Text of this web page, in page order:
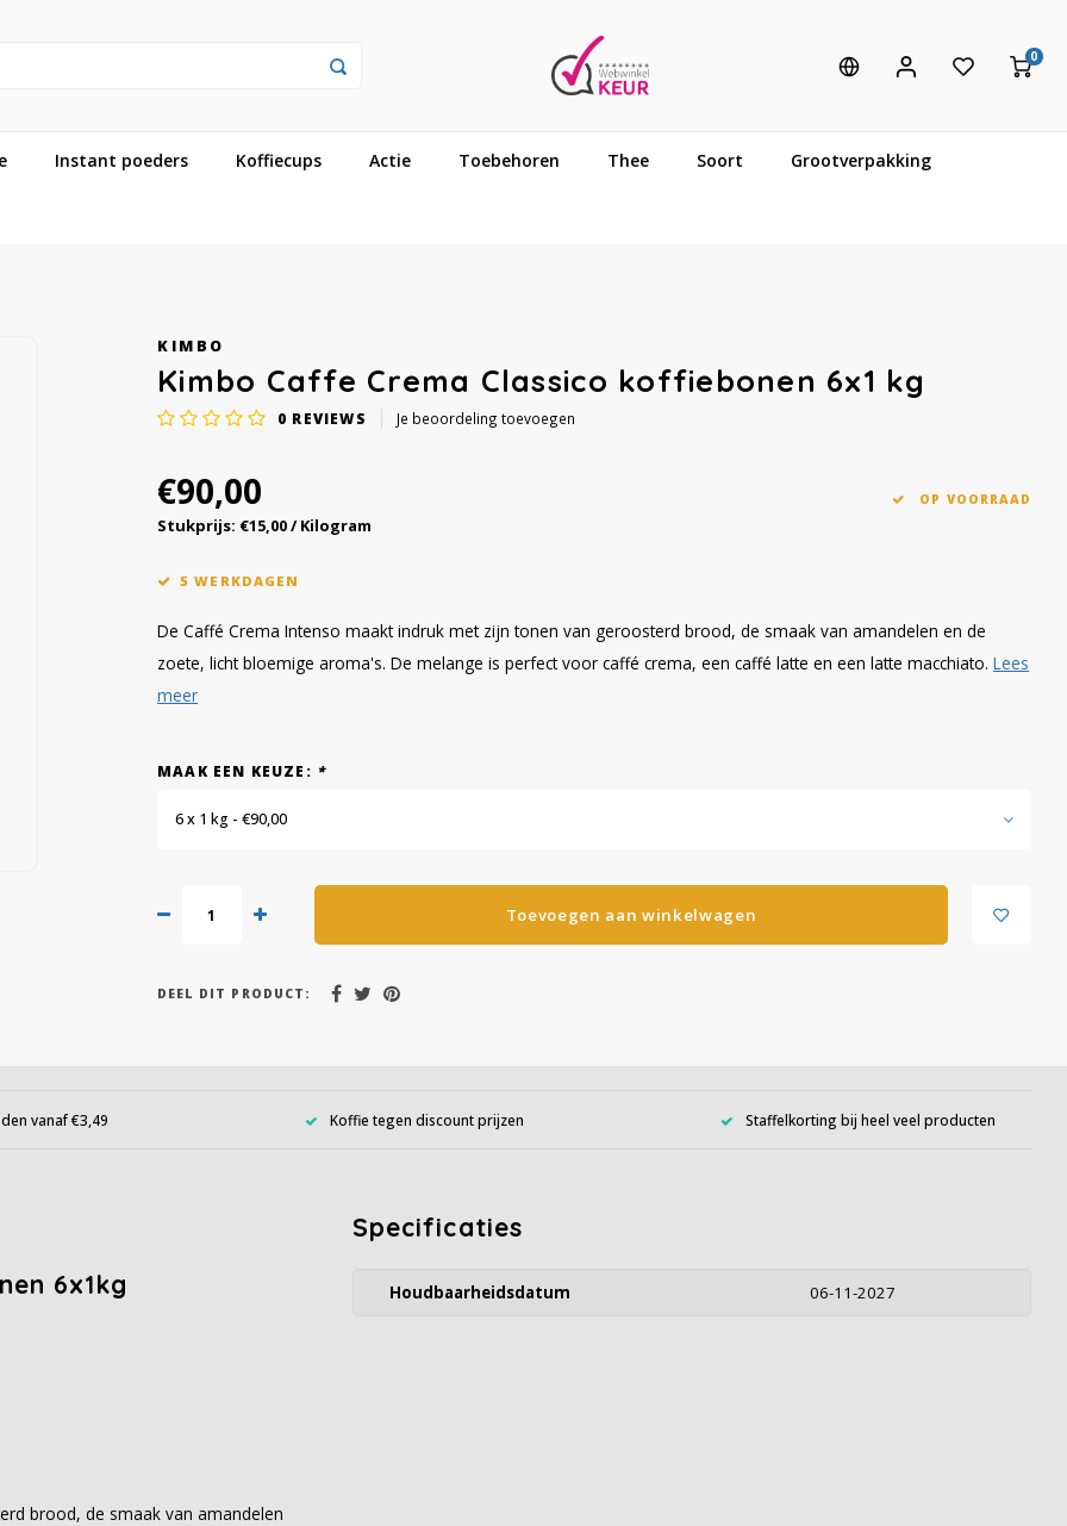
0
Instant poeders Koffiecups Actie Toebehoren Thee Soort Grootverpakking
KIMBO
Kimbo Caffe Crema Classico koffiebonen 6x1 kg
0 REVIEWS Je beoordeling toevoegen
€90,00
Stukprijs: €15,00 / Kilogram
OP VOORRAAD
5 WERKDAGEN
De Caffé Crema Intenso maakt indruk met zijn tonen van geroosterd brood, de smaak van amandelen en de
zoete, licht bloemige aroma's. De melange is perfect voor caffé crema, een caffé latte en een latte macchiato. Lees
meer
MAAK EEN KEUZE: *
6 x 1 kg - €90,00
Toevoegen aan winkelwagen
DEEL DIT PRODUCT:
vanaf €3,49 Koffie tegen discount prijzen Staffelkorting bij heel veel producten
6x1kg
brood, de smaak van amandelen
Specificaties
Houdbaarheidsdatum 06-11-2027